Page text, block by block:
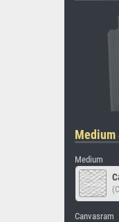
Medium
Medium
Canvasram